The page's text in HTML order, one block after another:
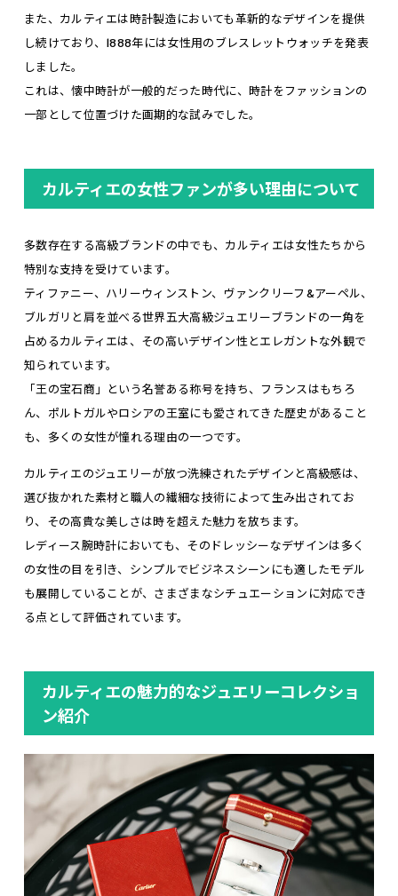
また、カルティエは時計製造においても革新的なデザインを提供
し続けており、1888年には女性用のブレスレットウォッチを発表
しました。
これは、懐中時計が一般的だった時代に、時計をファッションの
一部として位置づけた画期的な試みでした。
カルティエの女性ファンが多い理由について
多数存在する高級ブランドの中でも、カルティエは女性たちから
特別な支持を受けています。
ティファニー、ハリーウィンストン、ヴァンクリーフ&アーペル、
ブルガリと肩を並べる世界五大高級ジュエリーブランドの一角を
占めるカルティエは、その高いデザイン性とエレガントな外観で
知られています。
「王の宝石商」という名誉ある称号を持ち、フランスはもちろ
ん、ポルトガルやロシアの王室にも愛されてきた歴史があること
も、多くの女性が憧れる理由の一つです。
カルティエのジュエリーが放つ洗練されたデザインと高級感は、
選び抜かれた素材と職人の繊細な技術によって生み出されてお
り、その高貴な美しさは時を超えた魅力を放ちます。
レディース腕時計においても、そのドレッシーなデザインは多く
の女性の目を引き、シンプルでビジネスシーンにも適したモデル
も展開していることが、さまざまなシチュエーションに対応でき
る点として評価されています。
カルティエの魅力的なジュエリーコレクショ
ン紹介